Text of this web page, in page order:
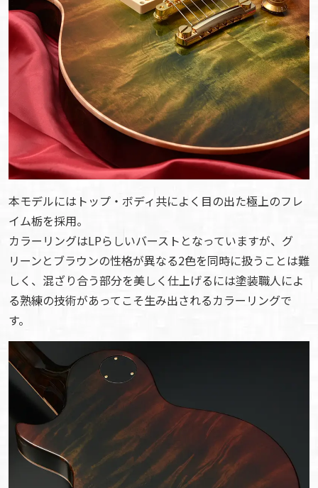
本モデルにはトップ・ボディ共によく目の出た極上のフレ
イム栃を採用。
カラーリングはLPらしいバーストとなっていますが、グ
リーンとブラウンの性格が異なる2色を同時に扱うことは難
しく、混ざり合う部分を美しく仕上げるには塗装職人によ
る熟練の技術があってこそ生み出されるカラーリングで
す。